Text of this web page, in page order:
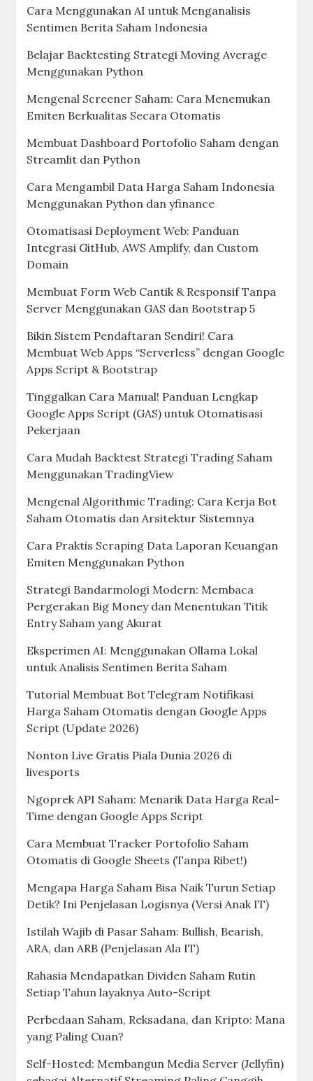
Cara Menggunakan AI untuk Menganalisis
Sentimen Berita Saham Indonesia
Belajar Backtesting Strategi Moving Average
Menggunakan Python
Mengenal Screener Saham: Cara Menemukan
Emiten Berkualitas Secara Otomatis
Membuat Dashboard Portofolio Saham dengan
Streamlit dan Python
Cara Mengambil Data Harga Saham Indonesia
Menggunakan Python dan yfinance
Otomatisasi Deployment Web: Panduan
Integrasi GitHub, AWS Amplify, dan Custom
Domain
Membuat Form Web Cantik & Responsif Tanpa
Server Menggunakan GAS dan Bootstrap 5
Bikin Sistem Pendaftaran Sendiri! Cara
Membuat Web Apps “Serverless” dengan Google
Apps Script & Bootstrap
Tinggalkan Cara Manual! Panduan Lengkap
Google Apps Script (GAS) untuk Otomatisasi
Pekerjaan
Cara Mudah Backtest Strategi Trading Saham
Menggunakan TradingView
Mengenal Algorithmic Trading: Cara Kerja Bot
Saham Otomatis dan Arsitektur Sistemnya
Cara Praktis Scraping Data Laporan Keuangan
Emiten Menggunakan Python
Strategi Bandarmologi Modern: Membaca
Pergerakan Big Money dan Menentukan Titik
Entry Saham yang Akurat
Eksperimen AI: Menggunakan Ollama Lokal
untuk Analisis Sentimen Berita Saham
Tutorial Membuat Bot Telegram Notifikasi
Harga Saham Otomatis dengan Google Apps
Script (Update 2026)
Nonton Live Gratis Piala Dunia 2026 di
livesports
Ngoprek API Saham: Menarik Data Harga Real-
Time dengan Google Apps Script
Cara Membuat Tracker Portofolio Saham
Otomatis di Google Sheets (Tanpa Ribet!)
Mengapa Harga Saham Bisa Naik Turun Setiap
Detik? Ini Penjelasan Logisnya (Versi Anak IT)
Istilah Wajib di Pasar Saham: Bullish, Bearish,
ARA, dan ARB (Penjelasan Ala IT)
Rahasia Mendapatkan Dividen Saham Rutin
Setiap Tahun layaknya Auto-Script
Perbedaan Saham, Reksadana, dan Kripto: Mana
yang Paling Cuan?
Self-Hosted: Membangun Media Server (Jellyfin)